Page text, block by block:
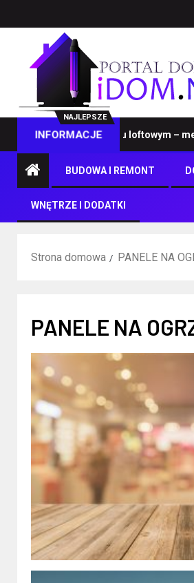
NAJLEPSZE
INFORMACJE
na wymiar w stylu loftowym – metal,
BUDOWA I REMONT
WNĘTRZE I DODATKI
Strona domowa PANELE NA
PANELE NA